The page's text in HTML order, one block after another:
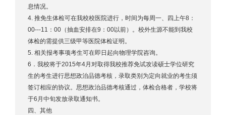
息情况。
4. 推免生体检可在我校校医院进行，时间为每周一、四上午8 ：
00---11 ： 00 （抽血安排在9 ： 00以前）。校外生源不能到我校
体检的需提供三级甲等医院体检证明。
5. 相关报考事项考生可在即日起向物理学院咨询。
6 ．我校将于2015年4月对取得我校推荐免试攻读硕士学位研究
生的考生进行思想政治品德考核，录取类别为定向就业的考生须
签订相应的协议。思想政治品德考核通过，体检合格者，学校将
于6 月中旬发放录取通知书。
四、其他